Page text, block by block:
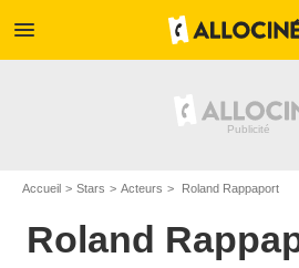
menu
Accueil Stars Acteurs Roland Rappaport
Roland